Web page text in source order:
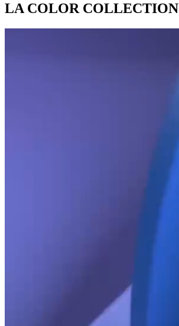
LA COLOR COLLECTION